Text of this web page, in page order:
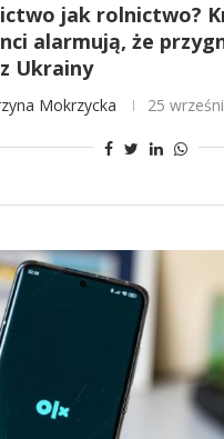
jak rolnictwo?
alarmują, że
Ukrainy
Mokrzycka 25